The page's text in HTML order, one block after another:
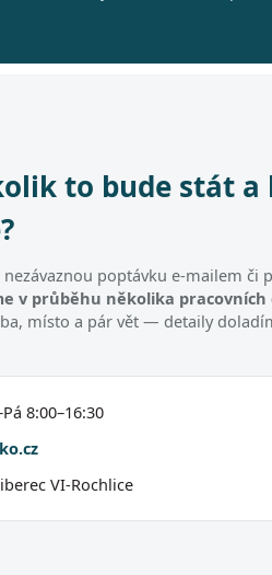
to bude stát a
poptávku e-mailem či
v průběhu několika pracovních
místo a pár vět — detaily
8:00–16:30
VI-Rochlice